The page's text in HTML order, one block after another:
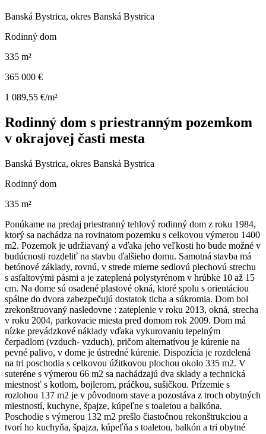
Banská Bystrica, okres Banská Bystrica
Rodinný dom
335 m²
365 000 €
1 089,55 €/m²
Rodinný dom s priestranným pozemkom
v okrajovej časti mesta
Banská Bystrica, okres Banská Bystrica
Rodinný dom
335 m²
Ponúkame na predaj priestranný tehlový rodinný dom z roku 1984,
ktorý sa nachádza na rovinatom pozemku s celkovou výmerou 1400
m2. Pozemok je udržiavaný a vďaka jeho veľkosti ho bude možné v
budúcnosti rozdeliť na stavbu ďalšieho domu. Samotná stavba má
betónové základy, rovnú, v strede mierne sedlovú plechovú strechu
s asfaltovými pásmi a je zateplená polystyrénom v hrúbke 10 až 15
cm. Na dome sú osadené plastové okná, ktoré spolu s orientáciou
spálne do dvora zabezpečujú dostatok ticha a súkromia. Dom bol
zrekonštruovaný nasledovne : zateplenie v roku 2013, okná, strecha
v roku 2004, parkovacie miesta pred domom rok 2009. Dom má
nízke prevádzkové náklady vďaka vykurovaniu tepelným
čerpadlom (vzduch- vzduch), pričom alternatívou je kúrenie na
pevné palivo, v dome je ústredné kúrenie. Dispozícia je rozdelená
na tri poschodia s celkovou úžitkovou plochou okolo 335 m2. V
suteréne s výmerou 66 m2 sa nachádzajú dva sklady a technická
miestnosť s kotlom, bojlerom, práčkou, sušičkou. Prízemie s
rozlohou 137 m2 je v pôvodnom stave a pozostáva z troch obytných
miestností, kuchyne, špajze, kúpeľne s toaletou a balkóna.
Poschodie s výmerou 132 m2 prešlo čiastočnou rekonštrukciou a
tvorí ho kuchyňa, špajza, kúpeľňa s toaletou, balkón a tri obytné